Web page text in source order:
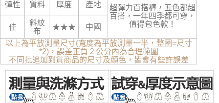
彈性 質料 厚度 產地
超彈力百搭褲，五色都超
百搭，一年四季都可穿，
值得包色款！
佳
斜紋
布
★★★
中國
以上為平放測量尺寸(寬度為平放測量一半，整圈=尺寸
*2)，誤差正負２公分內為合理範圍
不同批追加到貨商品的尺寸及顏色，皆會有些許誤差